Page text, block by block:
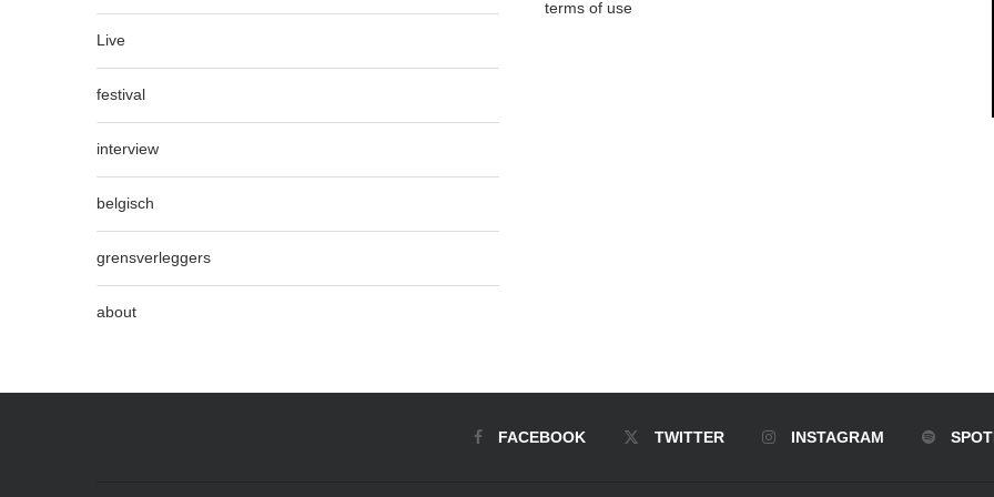
Live
festival
interview
belgisch
grensverleggers
about
terms of use
FACEBOOK TWITTER INSTAGRAM